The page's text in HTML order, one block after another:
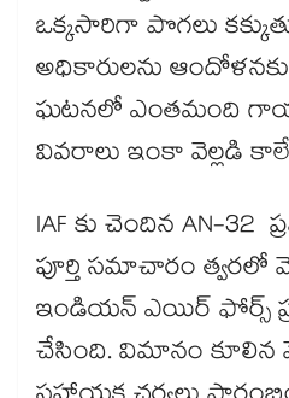
ఒక్కసారిగా పొగలు
అధికారులను
ఘటనలో ఎంతమంది
వివరాలు ఇంకా వెల్లడి
IAF కు చెందిన AN-32
పూర్తి సమాచారం త్వరలో
ఇండియన్ ఎయిర్ ఫోర్స్
చేసింది. విమానం కూలిన